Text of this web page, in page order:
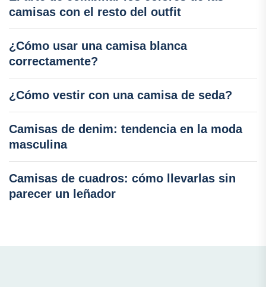
camisas con el resto del outfit
¿Cómo usar una camisa blanca
correctamente?
¿Cómo vestir con una camisa de seda?
Camisas de denim: tendencia en la moda
masculina
Camisas de cuadros: cómo llevarlas sin
parecer un leñador